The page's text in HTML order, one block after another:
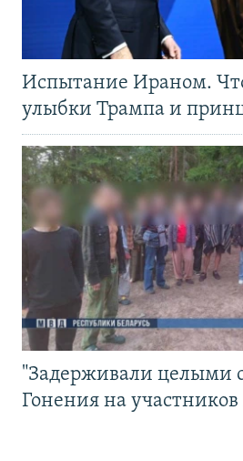
Испытание Ираном.
улыбки Трампа и
"Задерживали целыми
Гонения на